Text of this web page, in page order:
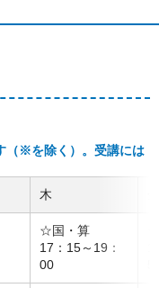
（※を除く）。受講には
木
☆国・算
17：15～19：
00